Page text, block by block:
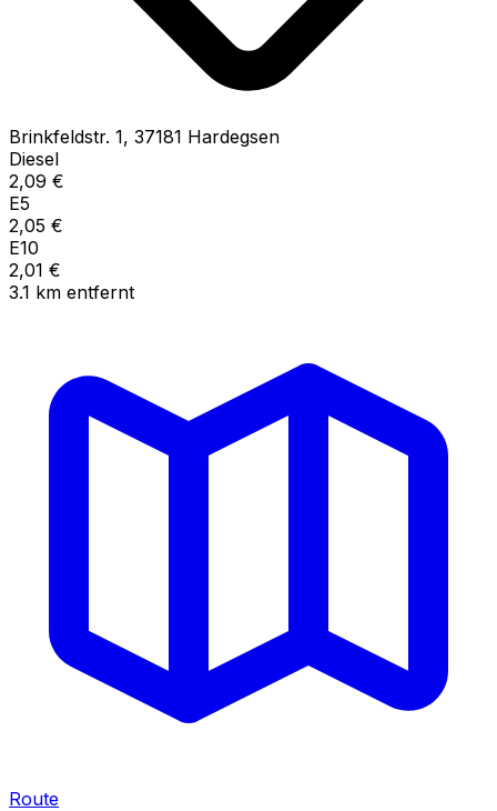
Brinkfeldstr. 1, 37181 Hardegsen
Diesel
2,09 €
E5
2,05 €
E10
2,01 €
3.1 km entfernt
Route